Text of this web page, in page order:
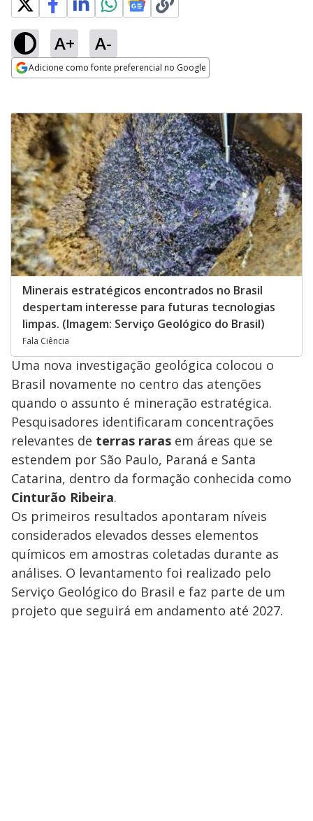
A+ A-
Adicione como fonte preferencial no Google
Minerais estratégicos encontrados no Brasil
despertam interesse para futuras tecnologias
limpas. (Imagem: Serviço Geológico do Brasil)
Fala Ciência
Uma nova investigação geológica colocou o
Brasil novamente no centro das atenções
quando o assunto é mineração estratégica.
Pesquisadores identificaram concentrações
relevantes de terras raras em áreas que se
estendem por São Paulo, Paraná e Santa
Catarina, dentro da formação conhecida como
Cinturão Ribeira.
Os primeiros resultados apontaram níveis
considerados elevados desses elementos
químicos em amostras coletadas durante as
análises. O levantamento foi realizado pelo
Serviço Geológico do Brasil e faz parte de um
projeto que seguirá em andamento até 2027.